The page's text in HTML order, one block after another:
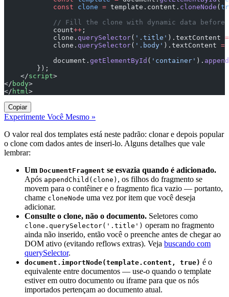
            const
clone = template.content. cloneNode (
// Fill the clone with dynamic data before
            count
++ ;
            clone.
querySelector( '.title' ).textContent =
            clone.
querySelector( '.body' ).textContent =
            document.
getElementById ( 'container' ).
        });
    </
script>
</ body>
</ html>
Copiar
Experimente Você Mesmo »
O valor real dos templates está neste padrão: clonar e depois popular
o clone com dados antes de inseri-lo. Alguns detalhes que vale
lembrar:
Um DocumentFragment se esvazia quando é adicionado.
Após appendChild(clone) , os filhos do fragmento se
movem para o contêiner e o fragmento fica vazio — portanto,
chame cloneNode uma vez por item que você deseja
adicionar.
Consulte o clone, não o documento. Seletores como
clone.querySelector('.title') operam no fragmento
ainda não inserido, então você o preenche antes de chegar ao
DOM ativo (evitando reflows extras). Veja buscando com
querySelector.
document.importNode(template.content, true) é o
equivalente entre documentos — use-o quando o template
estiver em outro documento ou iframe para que os nós
importados pertençam ao documento atual.